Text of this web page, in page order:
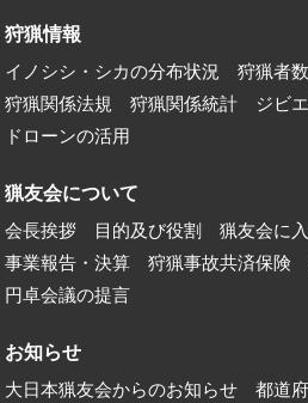
狩猟情報
イノシシ・シカの分布状況 狩猟者
狩猟関係法規
狩猟関係統計
ジビ
ドローンの活用
猟友会について
会長挨拶 目的及び役割 猟友会に
事業報告・決算
狩猟事故共済保険
円卓会議の提言
お知らせ
大日本猟友会からのお知らせ 都道